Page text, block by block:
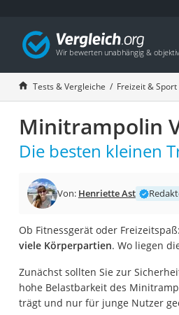
Tests & Vergleiche Freizeit & Sport
Minitrampolin
Die besten kleinen
Von: Henriette Ast
Ob Fitnessgerät oder
viele Körperpartien. Wo liegen
Zunächst sollten Sie zur
hohe Belastbarkeit des
trägt und nur für junge Nutzer